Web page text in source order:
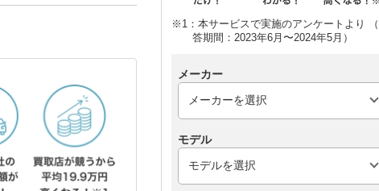
※1：本サービスで実施のアンケートより
答期間：2023年6月〜2024年5月）
メーカー
モデル